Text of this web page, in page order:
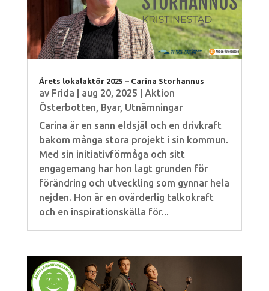
Årets lokalaktör 2025 – Carina Storhannus
av Frida aug 20, 2025
Aktion
Österbotten, Byar, Utnämningar
Carina är en sann eldsjäl och en drivkraft
bakom många stora projekt i sin kommun.
Med sin initiativförmåga och sitt
engagemang har hon lagt grunden för
förändring och utveckling som gynnar hela
nejden. Hon är en ovärderlig talkokraft
och en inspirationskälla för...